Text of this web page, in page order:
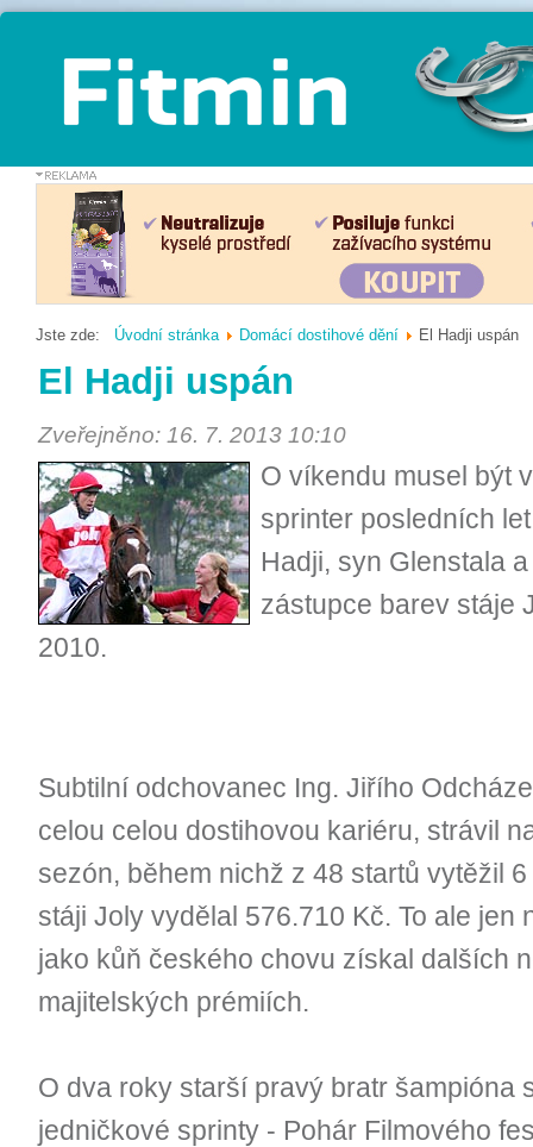
Jste zde: Úvodní stránka Domácí dostihové dění El Hadji uspán
El Hadji uspán
Zveřejněno: 16. 7. 2013 10:10
O víkendu musel být
sprinter posledních
Hadji, syn Glenstala
zástupce barev stáje
2010.
Subtilní odchovanec Ing. Jiřího
celou celou dostihovou kariéru, strávil
sezón, během nichž z 48 startů vytěžil
stáji Joly vydělal 576.710 Kč. To ale jen
jako kůň českého chovu získal dalších
majitelských prémiích.
O dva roky starší pravý bratr šampióna
jedničkové sprinty - Pohár Filmového